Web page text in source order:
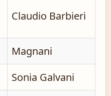
Claudio Barbieri
Magnani
Sonia Galvani